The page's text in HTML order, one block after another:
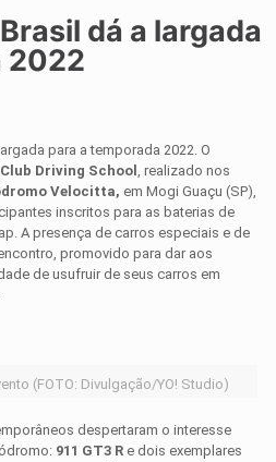
dá a largada
2022
para a temporada 2022. O
Driving School, realizado nos
Velocitta, em Mogi Guaçu (SP),
inscritos para as baterias de
A presença de carros especiais e de
promovido para dar aos
de usufruir de seus carros em
(FOTO: Divulgação/YO! Studio)
despertaram o interesse
911 GT3 R e dois exemplares